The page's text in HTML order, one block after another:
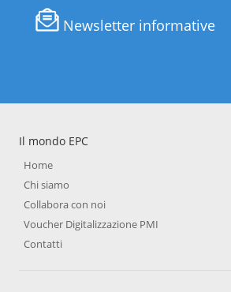
Newsletter informative
Il mondo EPC
Home
Chi siamo
Collabora con noi
Voucher Digitalizzazione PMI
Contatti